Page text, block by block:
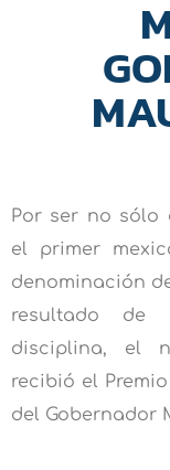
Por ser no sólo
el primer
denominación
resultado de
disciplina, el
recibió el
del Gobernador